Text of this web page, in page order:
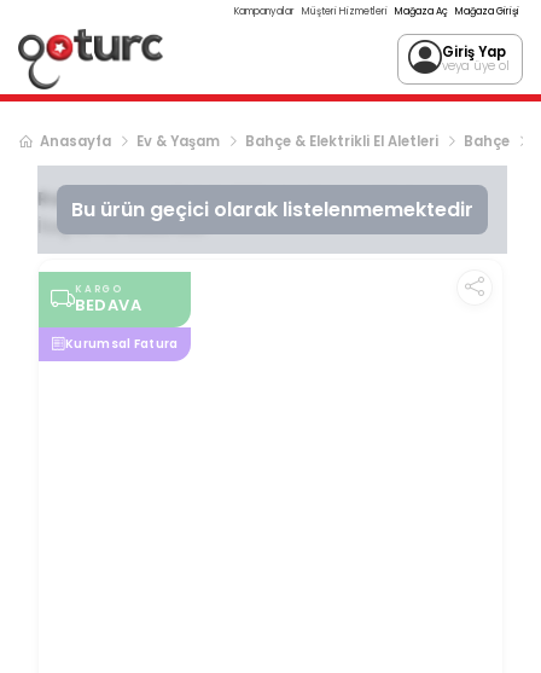
Kampanyalar Müşteri Hizmetleri Mağaza Aç Mağaza Girişi
Giriş Yap
veya üye ol
Anasayfa Ev & Yaşam Bahçe & Elektrikli El Aletleri Bahçe
Bu ürün geçici olarak listelenmemektedir
Rapco Rapco 6HYC-188 ULV Termal Sisleme
İlaçlama Makinası
KARGO
BEDAVA
Kurumsal Fatura